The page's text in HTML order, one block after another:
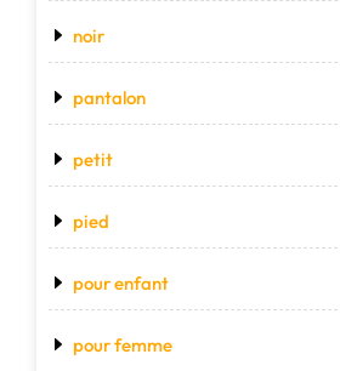
noir
pantalon
petit
pied
pour enfant
pour femme